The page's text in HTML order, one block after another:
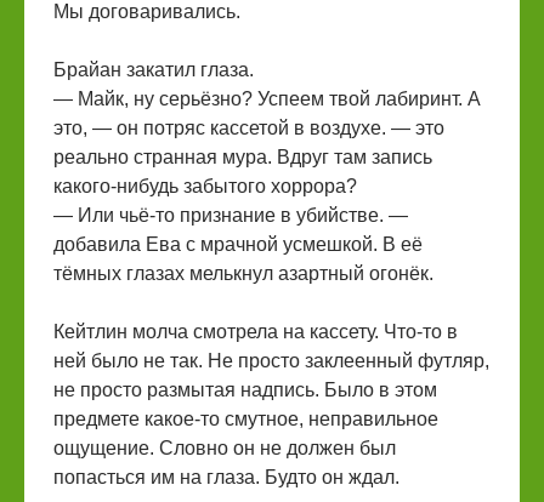
Мы договаривались.
Брайан закатил глаза.
— Майк, ну серьёзно? Успеем твой лабиринт. А
это, — он потряс кассетой в воздухе. — это
реально странная мура. Вдруг там запись
какого-нибудь забытого хоррора?
— Или чьё-то признание в убийстве. —
добавила Ева с мрачной усмешкой. В её
тёмных глазах мелькнул азартный огонёк.
Кейтлин молча смотрела на кассету. Что-то в
ней было не так. Не просто заклеенный футляр,
не просто размытая надпись. Было в этом
предмете какое-то смутное, неправильное
ощущение. Словно он не должен был
попасться им на глаза. Будто он ждал.